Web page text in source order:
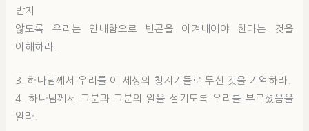
받지
않도록 우리는 인내함으로 빈곤을 이겨내어야 한다는 것을
이해하라.
3. 하나님께서 우리를 이 세상의 청지기들로 두신 것을 기억하라.
4. 하나님께서 그분과 그분의 일을 섬기도록 우리를 부르셨음을
알라.